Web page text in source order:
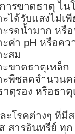
ารขาดธาตุ ไน
ะได้รับแสงไม่เพี
ะรดน้ำมาก หรื
ะค่า pH หรือค
ะสม
ะขาดธาตุเหล็ก
ะพืชลดจำนวน
าตุรอง หรือธาตุ
ะโรคต่างๆ ที่มี
สารอินทรีย์ ทุก